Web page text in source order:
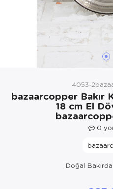
Kozmetik, Kişisel Bakım ve Sağlık
4053-
bazaarcopper Bakır
18 cm El
0
Doğal